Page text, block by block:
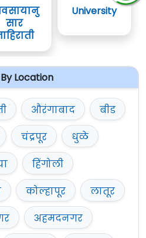
सार
University
Location
औरंगाबाद
बीड
चंद्रपूर
धुळे
हिंगोली
कोल्हापूर
लातूर
अहमदनगर